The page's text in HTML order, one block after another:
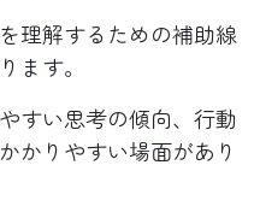
理解するための補助線
ます。
すい思考の傾向、行動
かりやすい場面があり